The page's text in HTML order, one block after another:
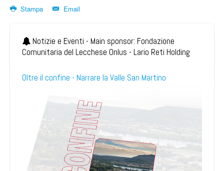
Stampa Email
Notizie e Eventi - Main sponsor: Fondazione
Comunitaria del Lecchese Onlus - Lario Reti Holding
Oltre il confine - Narrare la Valle San Martino